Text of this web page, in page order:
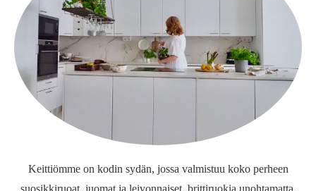
Keittiömme on kodin sydän, jossa valmistuu koko perheen
suosikkiruoat, juomat ja leivonnaiset, brittiruokia unohtamatta.